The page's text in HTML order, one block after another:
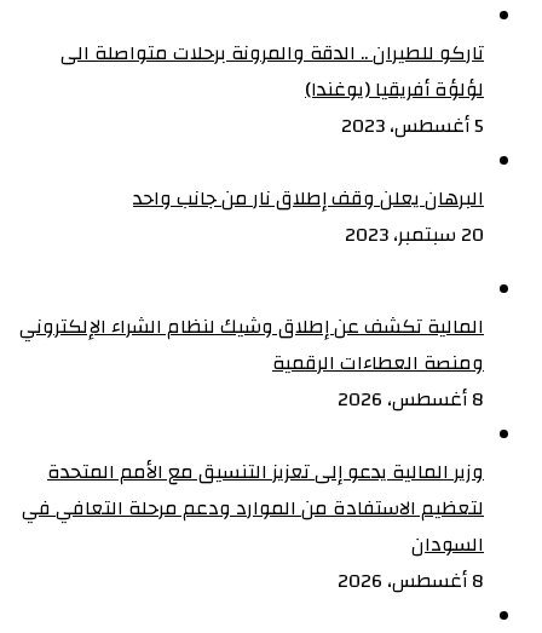
تاركو للطيران .. الدقة والمرونة برحلات متواصلة الى
لؤلؤة أفريقيا (يوغندا)
5 أغسطس، 2023
البرهان يعلن وقف إطلاق نار من جانب واحد
20 سبتمبر، 2023
المالية تكشف عن إطلاق وشيك لنظام الشراء الإلكتروني
ومنصة العطاءات الرقمية
8 أغسطس، 2026
وزير المالية يدعو إلى تعزيز التنسيق مع الأمم المتحدة
لتعظيم الاستفادة من الموارد ودعم مرحلة التعافي في
السودان
8 أغسطس، 2026